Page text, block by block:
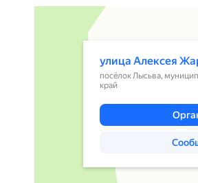
Улица Алексея Жарова, 1 — Яндекс.Карты